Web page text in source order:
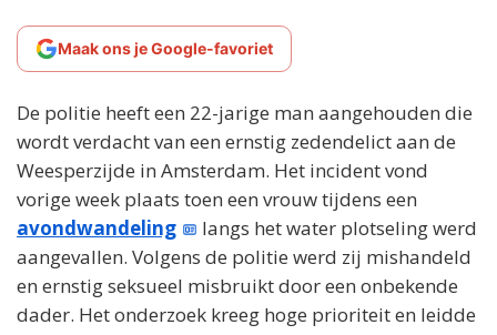
Maak ons je Google-favoriet
De politie heeft een 22-jarige man aangehouden die
wordt verdacht van een ernstig zedendelict aan de
Weesperzijde in Amsterdam. Het incident vond
vorige week plaats toen een vrouw tijdens een
avondwandeling
langs het water plotseling werd
aangevallen. Volgens de politie werd zij mishandeld
en ernstig seksueel misbruikt door een onbekende
dader. Het onderzoek kreeg hoge prioriteit en leidde